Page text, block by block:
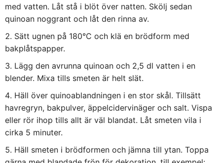
med vatten. Låt stå i blöt över natten. Skölj sedan
quinoan noggrant och låt den rinna av.
Sätt ugnen på 180°C och klä en brödform med
bakplåtspapper.
Lägg den avrunna quinoan och 2,5 dl vatten i en
blender. Mixa tills smeten är helt slät.
Häll över quinoablandningen i en stor skål. Tillsätt
havregryn, bakpulver, äppelcidervinäger och salt. Vispa
eller rör ihop tills allt är väl blandat. Låt smeten vila i
cirka 5 minuter.
Häll smeten i brödformen och jämna till ytan. Toppa